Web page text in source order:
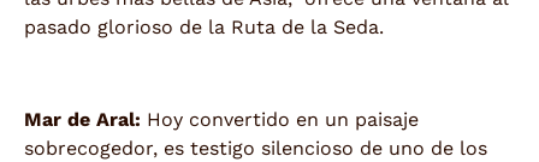
pasado glorioso de la Ruta de la Seda.
Mar de Aral: Hoy convertido en un paisaje
sobrecogedor, es testigo silencioso de uno de los